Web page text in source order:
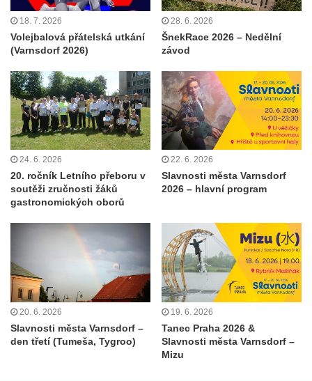
18. 7. 2026
Volejbalová přátelská utkání
(Varnsdorf 2026)
28. 6. 2026
ŠnekRace 2026 – Nedělní
závod
24. 6. 2026
20. ročník Letního přeboru v
soutěži zručnosti žáků
gastronomických oborů
22. 6. 2026
Slavnosti města Varnsdorf
2026 – hlavní program
20. 6. 2026
Slavnosti města Varnsdorf –
den třetí (Tumeša, Tygroo)
19. 6. 2026
Tanec Praha 2026 &
Slavnosti města Varnsdorf –
Mizu